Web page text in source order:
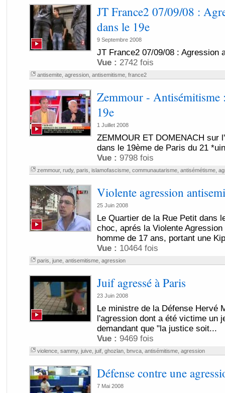
JT France2 07/09/08 :
dans le 19e
9 Septembre 2008
JT France2 07/09/08 : Agression
Vue : 2742 fois
antisemite, agression, antisemitisme, france2
Zemmour - Antisémitisme
19e
1 Juillet 2008
ZEMMOUR ET DOMENACH sur
dans le 19ème de Paris du 21
Vue : 9798 fois
zemmour, rudy, paris islamofascisme, communautarisme, antisémétisme,
Violente agression
25 Juin 2008
Le Quartier de la Rue Petit dans
choc, aprés la Violente
homme de 17 ans, portant une
Vue : 10464 fois
paris june, antisemitisme, agression
Juif agressé à Paris
23 Juin 2008
Le ministre de la Défense Hervé
l'agression dont a été victime un
demandant que "la justice soit...
Vue : 9469 fois
violence, sammy, juive, juif, ghozlan, bnvca, antisémitisme, agression
Défense contre une
7 Mai 2008